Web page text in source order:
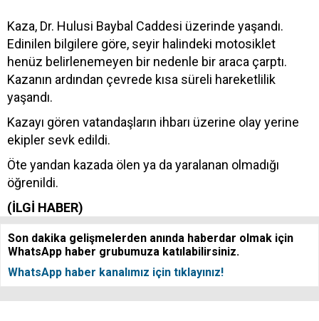
Kaza, Dr. Hulusi Baybal Caddesi üzerinde yaşandı.
Edinilen bilgilere göre, seyir halindeki motosiklet
henüz belirlenemeyen bir nedenle bir araca çarptı.
Kazanın ardından çevrede kısa süreli hareketlilik
yaşandı.
Kazayı gören vatandaşların ihbarı üzerine olay yerine
ekipler sevk edildi.
Öte yandan kazada ölen ya da yaralanan olmadığı
öğrenildi.
(İLGİ HABER)
Son dakika gelişmelerden anında haberdar olmak için
WhatsApp haber grubumuza katılabilirsiniz.
WhatsApp haber kanalımız için tıklayınız!